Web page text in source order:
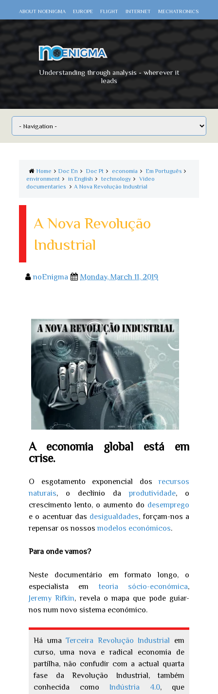
ABOUT NOENIGMA EUROPE FLIGHT INTERNET MECHATRONICS
Understanding through analysis - wherever it
leads
Home Doc En Doc Pt economia
Em Português
environment
in English technology
Video
documentaries
A Nova Revolução Industrial
A Nova Revolução
Industrial
noEnigma Monday, March 11, 2019
A economia global está em
crise.
O esgotamento exponencial dosrecursos
naturais, o declínio daprodutividade, o
crescimento lento, o aumento do desemprego
e o acentuar das desigualdades, forçam-nos a
repensar os nossosmodelos económicos.
Para onde vamos?
Neste documentário em formato longo, o
especialista em teoria sócio-económica,
Jeremy Rifkin, revela o mapa que pode guiar-
nos num novo sistema económico.
Há umaTerceira Revolução Industrial em
curso, uma nova e radical economia de
partilha, não confudir com a actual quarta
fase da Revolução Industrial, também
conhecida como Indústria 4.0, que